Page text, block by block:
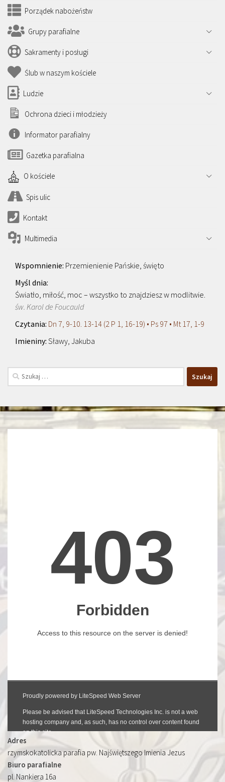
Porządek nabożeństw
Grupy parafialne
Sakramenty i posługi
Ślub w naszym kościele
Ludzie
Ochrona dzieci i młodzieży
Informator parafialny
Gazetka parafialna
O kościele
Spis ulic
Kontakt
Multimedia
Przemienienie Pańskie, święto
Światło, miłość, moc – wszystko to znajdziesz w modlitwie.
św. Karol de Foucauld
Dn 7, 9-10. 13-14 (2 P 1, 16-19) • Ps 97 • Mt 17, 1-9
Sławy, Jakuba
Szukaj:
Adres
rzymskokatolicka parafia pw. Najświętszego Imienia Jezus
Biuro parafialne
pl. Nankiera 16a